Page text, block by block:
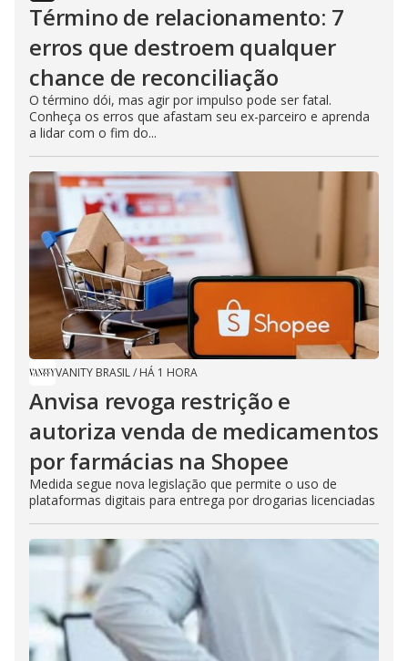
Término de relacionamento: 7
erros que destroem qualquer
chance de reconciliação
O término dói, mas agir por impulso pode ser fatal.
Conheça os erros que afastam seu ex-parceiro e aprenda
a lidar com o fim do...
VANITY BRASIL/ HÁ 1 HORA
Anvisa revoga restrição e
autoriza venda de medicamentos
por farmácias na Shopee
Medida segue nova legislação que permite o uso de
plataformas digitais para entrega por drogarias licenciadas